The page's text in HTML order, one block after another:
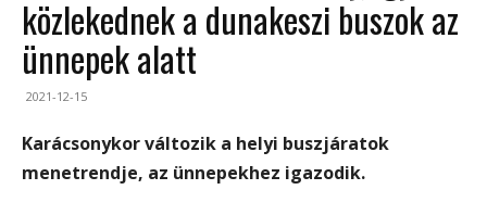
közlekednek a dunakeszi buszok az
ünnepek alatt
2021-12-15
Karácsonykor változik a helyi buszjáratok
menetrendje, az ünnepekhez igazodik.